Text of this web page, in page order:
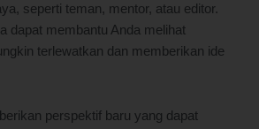
seperti teman, mentor, atau editor.
dapat membantu Anda melihat
terlewatkan dan memberikan ide
perspektif baru yang dapat